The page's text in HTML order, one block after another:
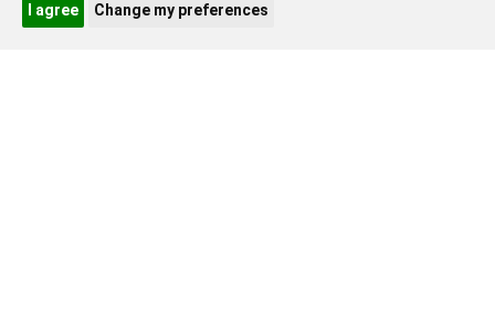
I agree Change my preferences
31